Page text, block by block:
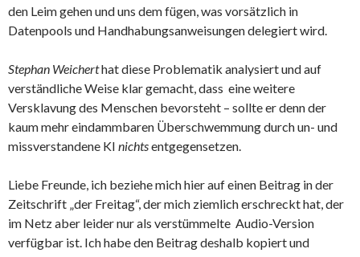
den Leim gehen und uns dem fügen, was vorsätzlich in
Datenpools und Handhabungsanweisungen delegiert wird.
Stephan Weicherthat diese Problematik analysiert und auf
verständliche Weise klar gemacht, dass eine weitere
Versklavung des Menschen bevorsteht – sollte er denn der
kaum mehr eindammbaren Überschwemmung durch un- und
missverstandene KI nichtsentgegensetzen.
Liebe Freunde, ich beziehe mich hier auf einen Beitrag in der
Zeitschrift „der Freitag“, der mich ziemlich erschreckt hat, der
im Netz aber leider nur als verstümmelte Audio-Version
verfügbar ist. Ich habe den Beitrag deshalb kopiert und